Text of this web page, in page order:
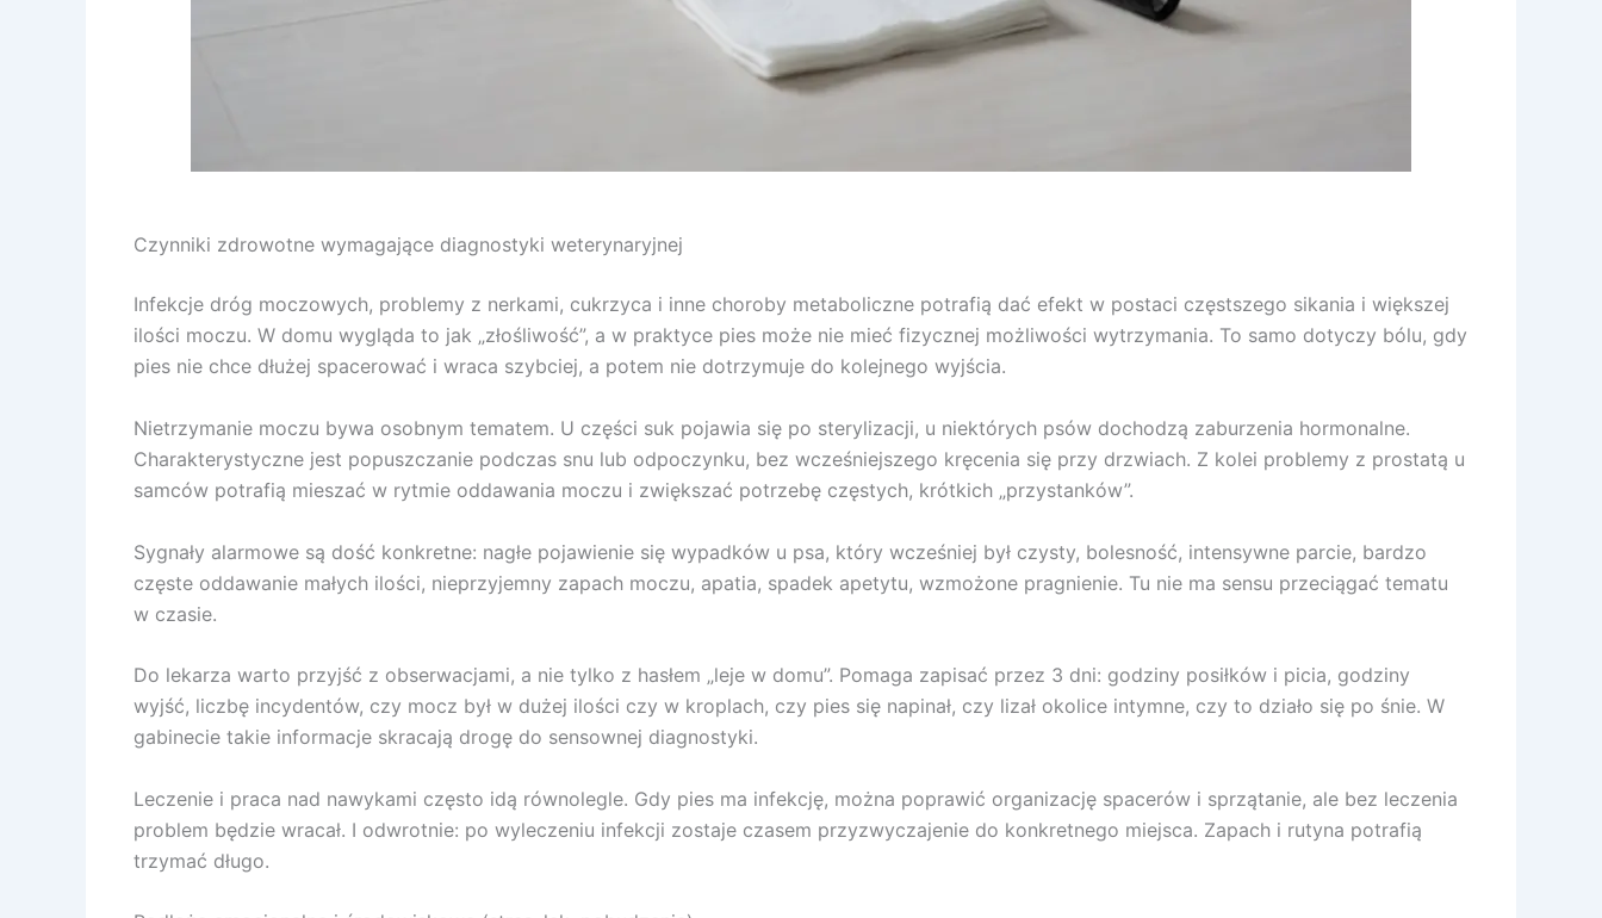
Czynniki zdrowotne wymagające diagnostyki weterynaryjnej
Infekcje dróg moczowych, problemy z nerkami, cukrzyca i inne choroby metaboliczne potrafią dać efekt w postaci częstszego sikania i większej
ilości moczu. W domu wygląda to jak „złośliwość”, a w praktyce pies może nie mieć fizycznej możliwości wytrzymania. To samo dotyczy bólu, gdy
pies nie chce dłużej spacerować i wraca szybciej, a potem nie dotrzymuje do kolejnego wyjścia.
Nietrzymanie moczu bywa osobnym tematem. U części suk pojawia się po sterylizacji, u niektórych psów dochodzą zaburzenia hormonalne.
Charakterystyczne jest popuszczanie podczas snu lub odpoczynku, bez wcześniejszego kręcenia się przy drzwiach. Z kolei problemy z prostatą u
samców potrafią mieszać w rytmie oddawania moczu i zwiększać potrzebę częstych, krótkich „przystanków”.
Sygnały alarmowe są dość konkretne: nagłe pojawienie się wypadków u psa, który wcześniej był czysty, bolesność, intensywne parcie, bardzo
częste oddawanie małych ilości, nieprzyjemny zapach moczu, apatia, spadek apetytu, wzmożone pragnienie. Tu nie ma sensu przeciągać tematu
w czasie.
Do lekarza warto przyjść z obserwacjami, a nie tylko z hasłem „leje w domu”. Pomaga zapisać przez 3 dni: godziny posiłków i picia, godziny
wyjść, liczbę incydentów, czy mocz był w dużej ilości czy w kroplach, czy pies się napinał, czy lizał okolice intymne, czy to działo się po śnie. W
gabinecie takie informacje skracają drogę do sensownej diagnostyki.
Leczenie i praca nad nawykami często idą równolegle. Gdy pies ma infekcję, można poprawić organizację spacerów i sprzątanie, ale bez leczenia
problem będzie wracał. I odwrotnie: po wyleczeniu infekcji zostaje czasem przyzwyczajenie do konkretnego miejsca. Zapach i rutyna potrafią
trzymać długo.